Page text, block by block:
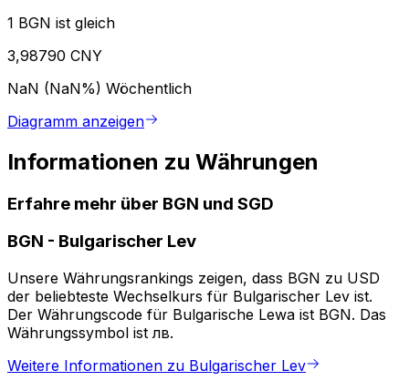
1 BGN ist gleich
3,98790 CNY
NaN (NaN%) Wöchentlich
Diagramm anzeigen
Informationen zu Währungen
Erfahre mehr über BGN und SGD
BGN - Bulgarischer Lev
Unsere Währungsrankings zeigen, dass BGN zu USD
der beliebteste Wechselkurs für Bulgarischer Lev ist.
Der Währungscode für Bulgarische Lewa ist BGN. Das
Währungssymbol ist лв.
Weitere Informationen zu Bulgarischer Lev